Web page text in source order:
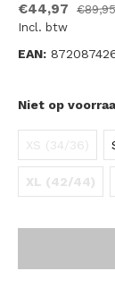
€44,97
€89,95
Incl. btw
EAN:
Niet op
XS (34/36)
XL (42/44)